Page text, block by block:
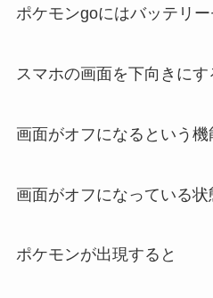
ポケモンgoにはバッテリ
スマホの画面を下向きにす
画面がオフになるという機
画面がオフになっている状
ポケモンが出現すると